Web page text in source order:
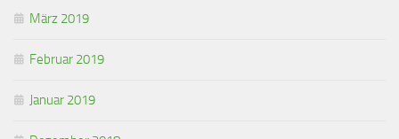
März 2019
Februar 2019
Januar 2019